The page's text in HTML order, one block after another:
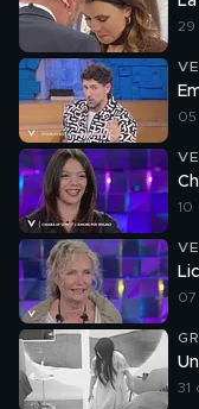
29
05
10
07
31